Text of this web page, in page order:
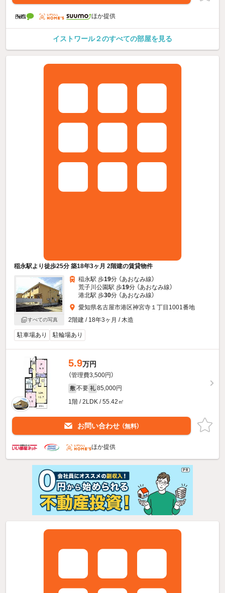
ほか提供
イストワール２のすべての部屋を見る
稲永駅より徒歩25分 築18年3ヶ月 2階建の賃貸物件
すべての写真
稲永駅 歩19分 （あおなみ線）
荒子川公園駅 歩19分 （あおなみ線）
港北駅 歩30分 （あおなみ線）
愛知県名古屋市港区神宮寺１丁目1001番地
2階建 / 18年3ヶ月 / 木造
駐車場あり 駐輪場あり
5.9万円
（管理費3,500円）
敷 不要 礼 85,000円
1階 / 2LDK / 55.42㎡
お問い合わせ （無料）
ほか提供